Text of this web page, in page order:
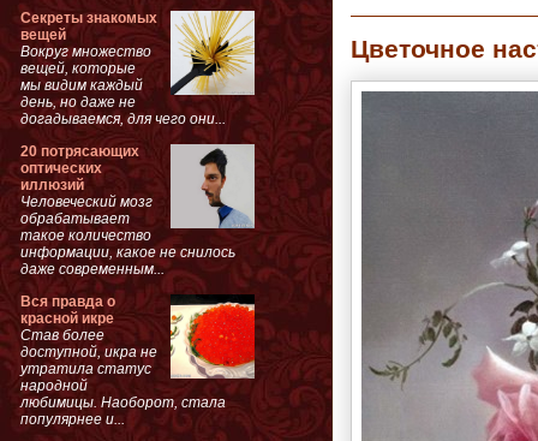
Цветочное
Секреты знакомых
вещей
Вокруг множество
вещей, которые
мы видим каждый
день, но даже не
догадываемся, для чего они...
20 потрясающих
оптических
иллюзий
Человеческий мозг
обрабатывает
такое количество
информации, какое не снилось
даже современным...
Вся правда о
красной икре
Став более
доступной, икра не
утратила статус
народной
любимицы. Наоборот, стала
популярнее и...